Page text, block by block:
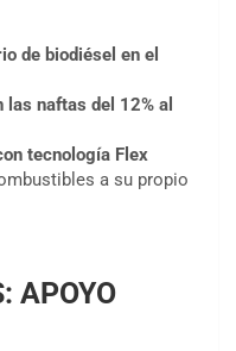
de biodiésel en el
naftas del 12% al
tecnología Flex
a su propio
APOYO